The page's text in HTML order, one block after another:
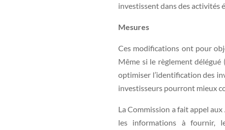
investissent dans des activités
Mesures
Ces modifications ont pour
Même si le règlement
optimiser l’identification des
investisseurs pourront mieux
La Commission a fait appel
les informations à fournir,